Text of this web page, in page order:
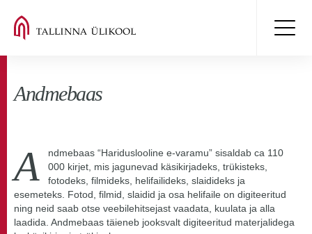
Andmebaas
A
ndmebaas “Hariduslooline e-varamu” sisaldab ca 110
000 kirjet, mis jagunevad käsikirjadeks, trükisteks,
fotodeks, filmideks, helifailideks, slaidideks ja
esemeteks. Fotod, filmid, slaidid ja osa helifaile on digiteeritud
ning neid saab otse veebilehitsejast vaadata, kuulata ja alla
laadida. Andmebaas täieneb jooksvalt digiteeritud materjalidega